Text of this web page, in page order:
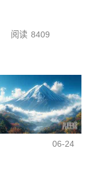
阅读 8409
06-24